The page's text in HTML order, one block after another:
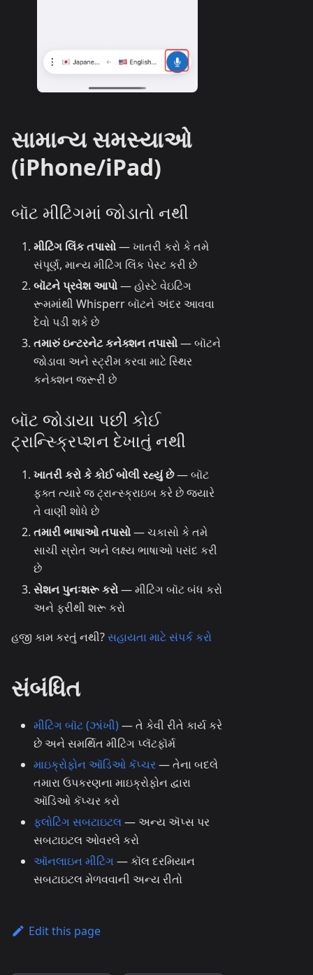
સામાન્ય સમસ્યાઓ
(iPhone/iPad)
બૉટ મીટિંગમાં જોડાતો નથી
મીટિંગ લિંક તપાસો— ખાતરી કરો કે તમે
સંપૂર્ણ, માન્ય મીટિંગ લિંક પેસ્ટ કરી છે
બૉટને પ્રવેશ આપો— હોસ્ટે વેઇટિંગ
રૂમમાંથી Whisperr બૉટને અંદર આવવા
દેવો પડી શકે છે
તમારું ઇન્ટરનેટ કનેક્શન તપાસો— બૉટને
જોડાવા અને સ્ટ્રીમ કરવા માટે સ્થિર
કનેક્શન જરૂરી છે
બૉટ જોડાયા પછી કોઈ
ટ્રાન્સ્ક્રિપ્શન દેખાતું નથી
ખાતરી કરો કે કોઈ બોલી રહ્યું છે— બૉટ
ફક્ત ત્યારે જ ટ્રાન્સ્ક્રાઇબ કરે છે જ્યારે
તે વાણી શોધે છે
તમારી ભાષાઓ તપાસો— ચકાસો કે તમે
સાચી સ્રોત અને લક્ષ્ય ભાષાઓ પસંદ કરી
છે
સેશન પુનઃશરૂ કરો— મીટિંગ બૉટ બંધ કરો
અને ફરીથી શરૂ કરો
હજી કામ કરતું નથી?સહાયતા માટે સંપર્ક કરો
સંબંધિત
મીટિંગ બૉટ (ઝાંખી)— તે કેવી રીતે કાર્ય કરે
છે અને સમર્થિત મીટિંગ પ્લૅટફૉર્મ
માઇક્રોફોન ઑડિઓ કૅપ્ચર— તેના બદલે
તમારા ઉપકરણના માઇક્રોફોન દ્વારા
ઑડિઓ કૅપ્ચર કરો
ફ્લોટિંગ સબટાઇટલ— અન્ય ઍપ્સ પર
સબટાઇટલ ઓવરલે કરો
ઑનલાઇન મીટિંગ — કૉલ દરમિયાન
સબટાઇટલ મેળવવાની અન્ય રીતો
Edit this page